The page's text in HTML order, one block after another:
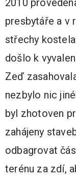
2010
presbytáře a v
střechy
došlo k
Zeď
nezbylo nic
byl zhotoven
zahájeny
odbagrovat
terénu za zdí,